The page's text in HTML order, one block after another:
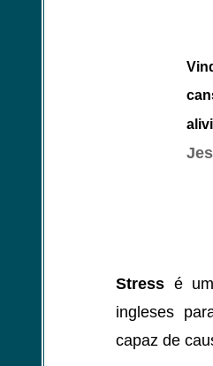
Stress é
ingleses
capaz de